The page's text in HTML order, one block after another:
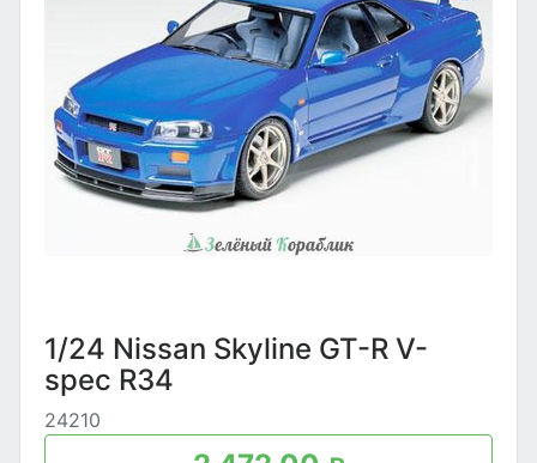
1/24 Nissan Skyline GT-R V-
spec R34
24210